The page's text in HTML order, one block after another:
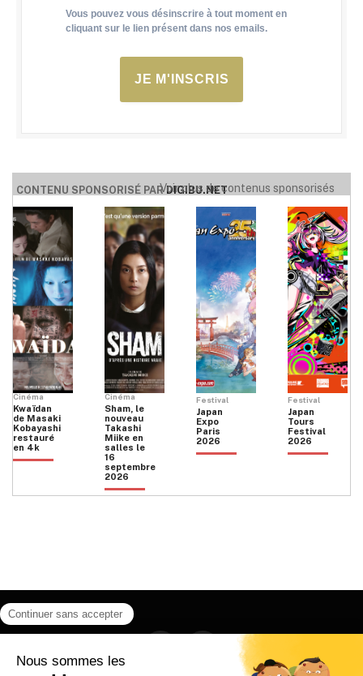
Vous pouvez vous désinscrire à tout moment en
cliquant sur le lien présent dans nos emails.
JE M'INSCRIS
CONTENU SPONSORISÉ PARDIGIBU.NET
Voir plus de contenus sponsorisés
Cinéma
Kwaïdan
de Masaki
Kobayashi
restauré
en 4k
Cinéma
Sham, le
nouveau
Takashi
Miike en
salles le
16
septembre
2026
Festival
Japan
Expo
Paris
2026
Festival
Japan
Tours
Festival
2026
Instagram